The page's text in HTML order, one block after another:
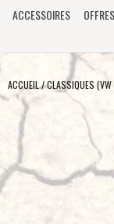
ACCESSOIRES
ACCUEIL/CLASSIQUES